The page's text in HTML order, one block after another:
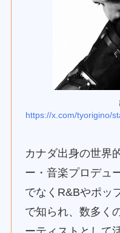
https://x.com/tyorigino/
カナダ出身の世界
ー・音楽プロデュ
でなくR&Bやポッ
で知られ、数多く